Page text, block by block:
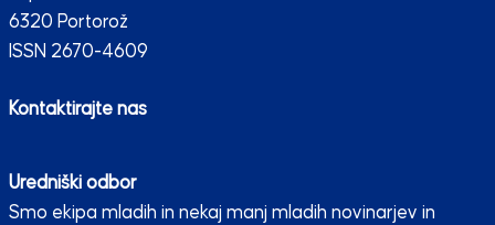
6320 Portorož
ISSN 2670-4609
Kontaktirajte nas
Uredniški odbor
Smo ekipa mladih in nekaj manj mladih novinarjev in